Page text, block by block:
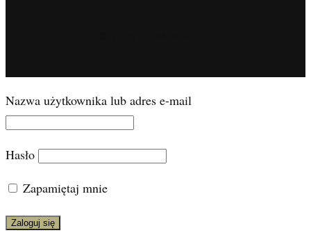
Nazwa użytkownika lub adres e-mail
Hasło
Zapamiętaj mnie